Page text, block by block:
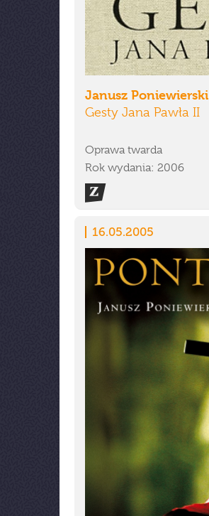
Janusz Poniewierski
Gesty Jana Pawła II
Oprawa twarda
Rok wydania: 2006
16.05.2005